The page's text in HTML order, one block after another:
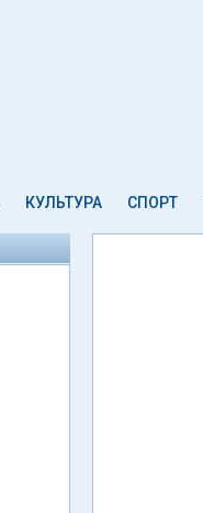
КУЛЬТУРА СПОРТ